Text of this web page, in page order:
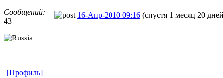
Сообщений:
43
16-Апр-2010 09:16 (спустя 1 месяц 20
[Профиль]